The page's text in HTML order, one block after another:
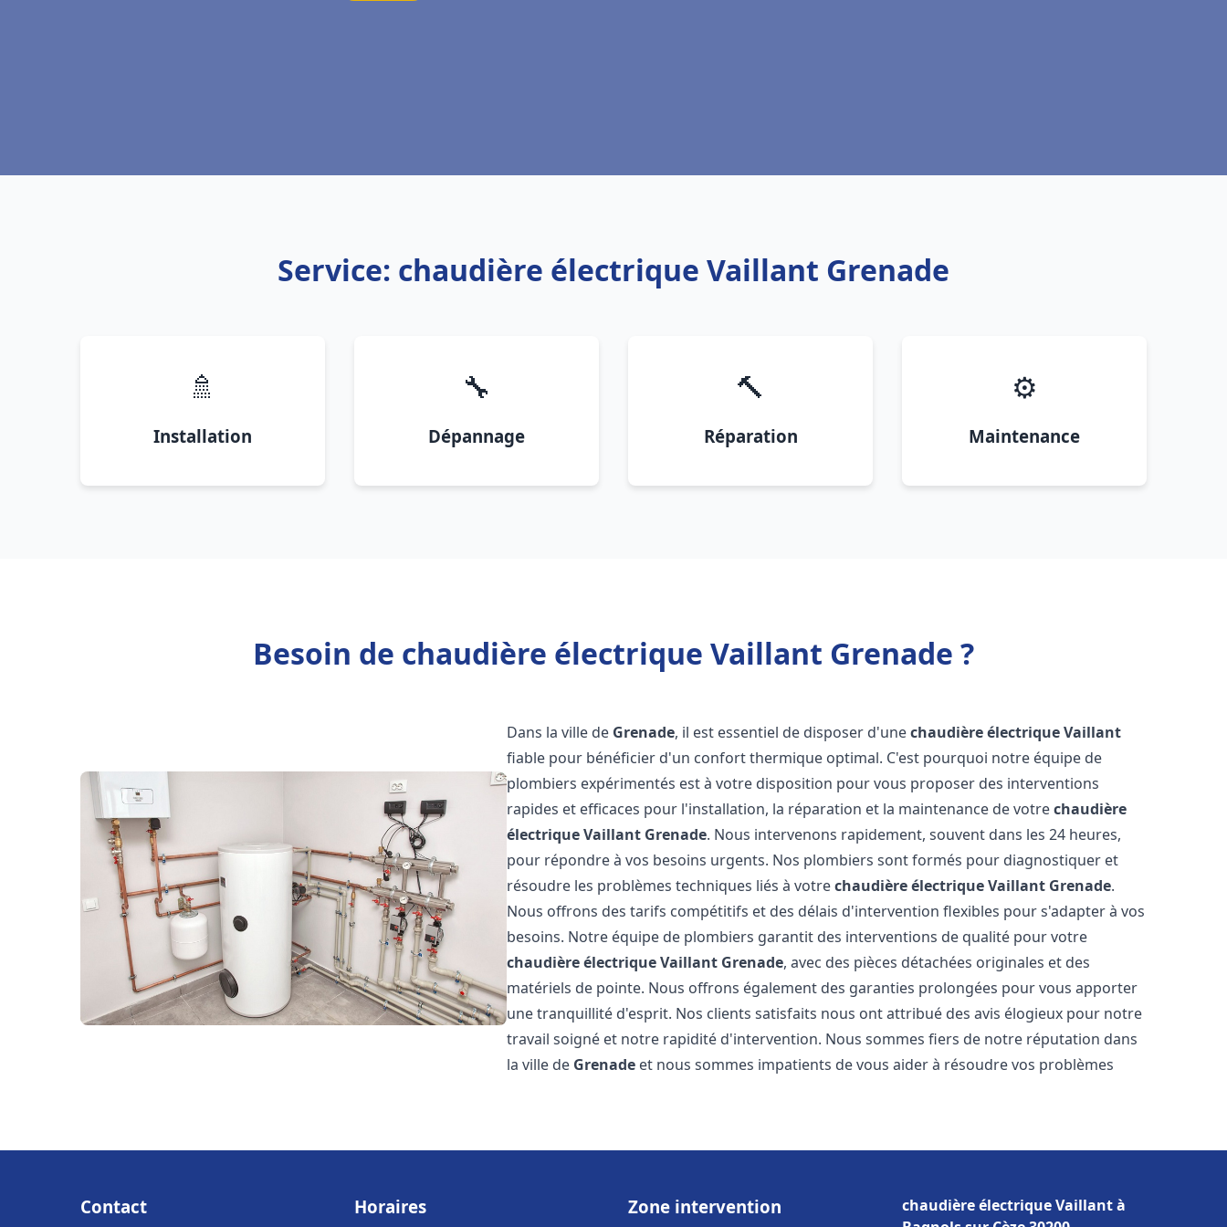
Service: chaudière électrique Vaillant Grenade
🚿
Installation
🔧
Dépannage
🔨
Réparation
⚙️
Maintenance
Besoin de chaudière électrique Vaillant Grenade ?
Dans la ville de Grenade, il est essentiel de disposer d'unechaudière électrique Vaillant
fiable pour bénéficier d'un confort thermique optimal. C'est pourquoi notre équipe de
plombiers expérimentés est à votre disposition pour vous proposer des interventions
rapides et efficaces pour l'installation, la réparation et la maintenance de votrechaudière
électrique Vaillant Grenade. Nous intervenons rapidement, souvent dans les 24 heures,
pour répondre à vos besoins urgents. Nos plombiers sont formés pour diagnostiquer et
résoudre les problèmes techniques liés à votrechaudière électrique Vaillant Grenade.
Nous offrons des tarifs compétitifs et des délais d'intervention flexibles pour s'adapter à vos
besoins. Notre équipe de plombiers garantit des interventions de qualité pour votre
chaudière électrique Vaillant Grenade, avec des pièces détachées originales et des
matériels de pointe. Nous offrons également des garanties prolongées pour vous apporter
une tranquillité d'esprit. Nos clients satisfaits nous ont attribué des avis élogieux pour notre
travail soigné et notre rapidité d'intervention. Nous sommes fiers de notre réputation dans
la ville de Grenade et nous sommes impatients de vous aider à résoudre vos problèmes
Contact Horaires Zone intervention
chaudière électrique Vaillant à